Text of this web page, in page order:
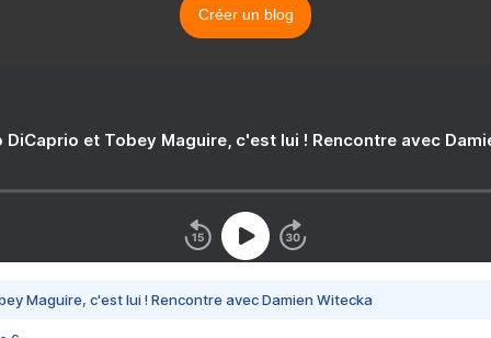
Créer un blog
DiCaprio et Tobey Maguire, c'est lui ! Rencontre avec
Maguire, c'est lui ! Rencontre avec Damien Witecka